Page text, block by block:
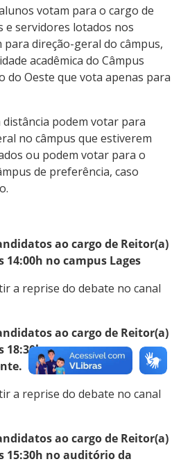
votam para o cargo de
e servidores lotados nos
direção-geral do câmpus,
acadêmica do Câmpus
do Oeste que vota apenas para
podem votar para
no câmpus que estiverem
ou podem votar para o
de preferência, caso
ao cargo de Reitor(a)
14:00h no campus Lages
a reprise do debate no canal
ao cargo de Reitor(a)
18:30h no campus
a reprise do debate no canal
ao cargo de Reitor(a)
15:30h no auditório da